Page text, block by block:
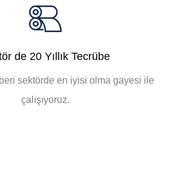
de 20 Yıllık Tecrübe
sektörde en iyisi olma gayesi ile
çalışıyoruz.